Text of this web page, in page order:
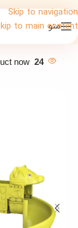
Skip to navigation
to main content
منو
24
now!